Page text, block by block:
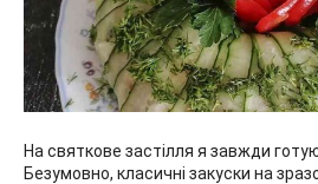
На святкове застілля я завжди
Безумовно, класичні закуски на